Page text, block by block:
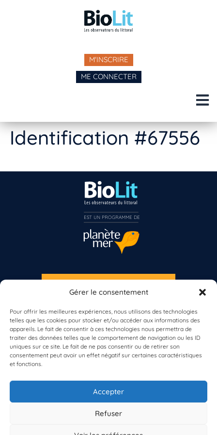
Gérer le consentement
Pour offrir les meilleures expériences, nous utilisons des technologies
telles que les cookies pour stocker et/ou accéder aux informations des
appareils. Le fait de consentir à ces technologies nous permettra de
traiter des données telles que le comportement de navigation ou les ID
uniques sur ce site. Le fait de ne pas consentir ou de retirer son
consentement peut avoir un effet négatif sur certaines caractéristiques
et fonctions.
Accepter
Refuser
M'INSCRIRE
ME CONNECTER
Identification #67556
À propos de BioLit
Vos données d'observation
Ressources
Résultats du programme
Contacts
S'INSCRIRE À LA NEWSLETTER
Vous n’êtes pas encore inscrit à Biolit ?
Inscrivez-vous dès maintenant